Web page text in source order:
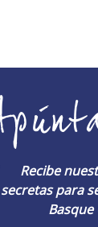
Recibe
secretas para